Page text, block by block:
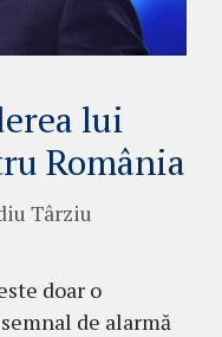
lui
România
Târziu
doar o
de alarmă